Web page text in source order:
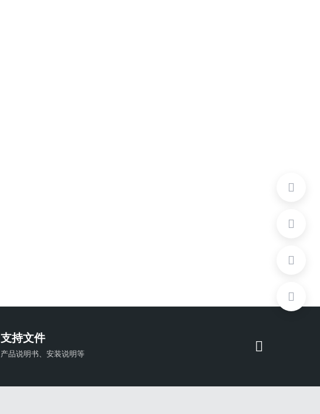
支持文件
产品说明书、安装说明等